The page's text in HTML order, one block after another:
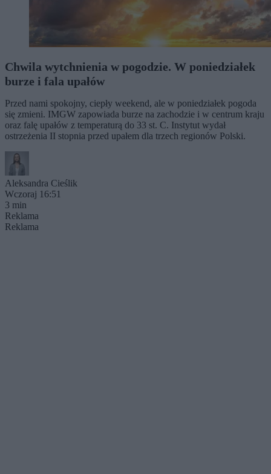
Chwila wytchnienia w pogodzie. W poniedziałek
burze i fala upałów
Przed nami spokojny, ciepły weekend, ale w poniedziałek pogoda
się zmieni. IMGW zapowiada burze na zachodzie i w centrum kraju
oraz falę upałów z temperaturą do 33 st. C. Instytut wydał
ostrzeżenia II stopnia przed upałem dla trzech regionów Polski.
Aleksandra Cieślik
Wczoraj 16:51
3 min
Reklama
Reklama